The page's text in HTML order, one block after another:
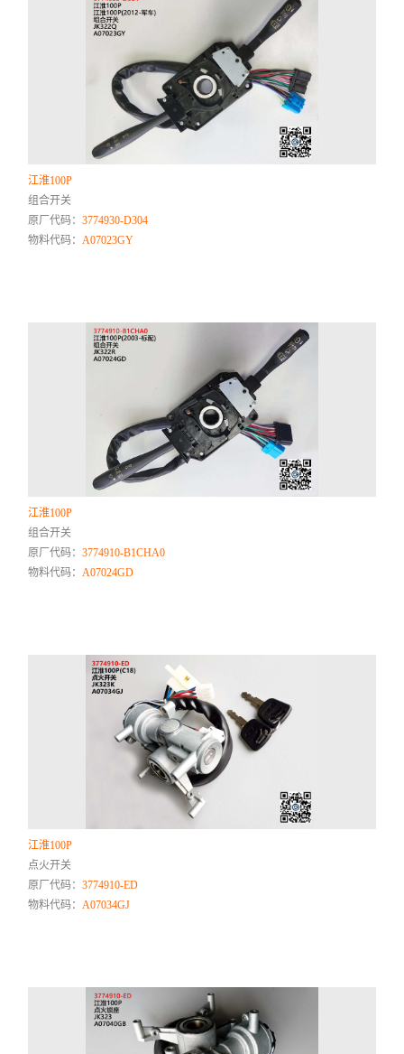
江淮100P
组合开关
原厂代码：3774930-D304
物料代码：A07023GY
江淮100P
组合开关
原厂代码：3774910-B1CHA0
物料代码： A07024GD
江淮100P
点火开关
原厂代码：3774910-ED
物料代码： A07034GJ